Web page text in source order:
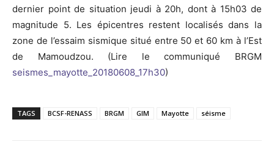
dernier point de situation jeudi à 20h, dont à 15h03 de
magnitude 5. Les épicentres restent localisés dans la
zone de l’essaim sismique situé entre 50 et 60 km à l’Est
de Mamoudzou. (Lire le communiqué BRGM
seismes_mayotte_20180608_17h30)
TAGS BCSF-RENASS BRGM GIM Mayotte séisme